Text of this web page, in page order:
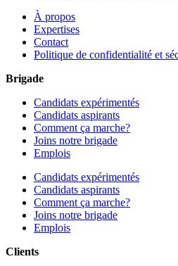
À propos
Expertises
Contact
Politique de confidentialité et
Brigade
Candidats expérimentés
Candidats aspirants
Comment ça marche?
Joins notre brigade
Emplois
Candidats expérimentés
Candidats aspirants
Comment ça marche?
Joins notre brigade
Emplois
Clients